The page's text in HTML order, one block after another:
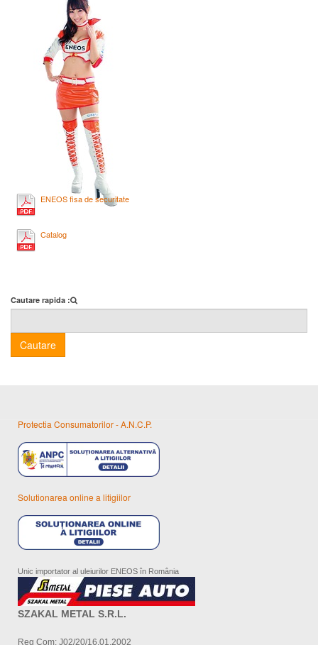
ENEOS fisa de securitate
Catalog
Cautare rapida :
Cautare
Protectia Consumatorilor - A.N.C.P.
Solutionarea online a litigiilor
Unic importator al uleiurilor ENEOS în România
SZAKAL METAL S.R.L.
Reg Com: J02/20/16.01.2002